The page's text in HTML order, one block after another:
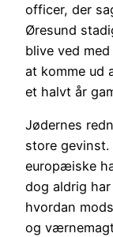
officer, der
Øresund
blive ved
at komme ud
et halvt år
Jødernes
store gevinst.
europæiske
dog aldrig
hvordan
og